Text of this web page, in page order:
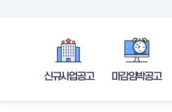
신규사업공고 마감임박공고